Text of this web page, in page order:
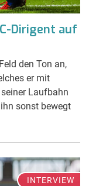
Dirigent auf
den Ton an,
er mit
Laufbahn
sonst bewegt
INTERVIEW